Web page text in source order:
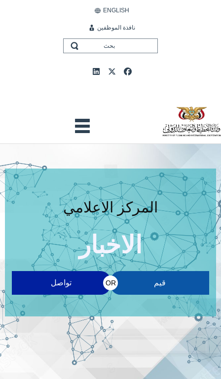
ENGLISH
نافذة الموظفين
المركز الاعلامي
الاخبار
قيم OR تواصل